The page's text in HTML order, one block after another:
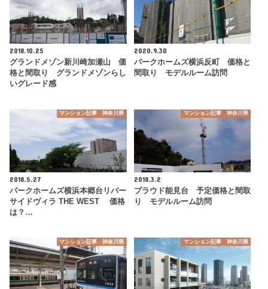
2018.10.25
グランドメゾン新川崎加瀬山 価
格と間取り グランドメゾンらし
いグレード感
2020.9.30
パークホームズ横浜反町 価格と
間取り モデルルーム訪問
マンション記事 神奈川県
2018.5.27
パークホームズ横浜本郷台リバー
サイドヴィラ THE WEST 価格
は？…
マンション記事 神奈川県
2018.3.2
プラウド能見台 予定価格と間取
り モデルルーム訪問
マンション記事 神奈川県 マンション記事 神奈川県